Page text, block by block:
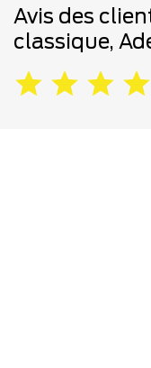
Avis des
classique,